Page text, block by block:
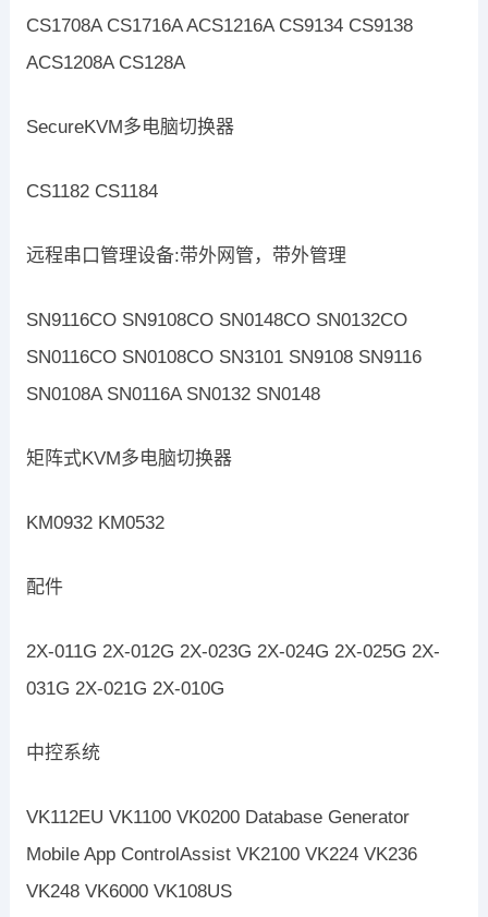
CS1708A CS1716A ACS1216A CS9134 CS9138
ACS1208A CS128A
SecureKVM多电脑切换器
CS1182 CS1184
远程串口管理设备:带外网管，带外管理
SN9116CO SN9108CO SN0148CO SN0132CO
SN0116CO SN0108CO SN3101 SN9108 SN9116
SN0108A SN0116A SN0132 SN0148
矩阵式KVM多电脑切换器
KM0932 KM0532
配件
2X-011G 2X-012G 2X-023G 2X-024G 2X-025G 2X-
031G 2X-021G 2X-010G
中控系统
VK112EU VK1100 VK0200 Database Generator
Mobile App ControlAssist VK2100 VK224 VK236
VK248 VK6000 VK108US